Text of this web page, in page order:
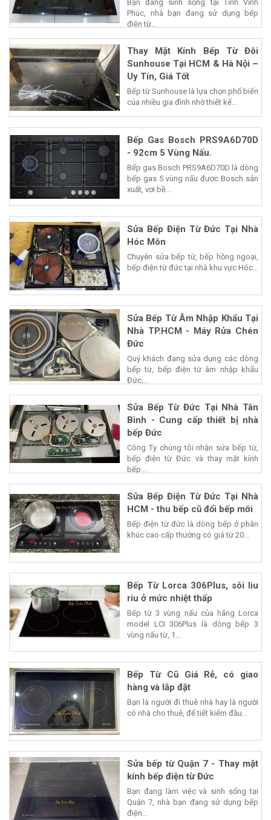
Bạn đang sinh sống tại Tỉnh Vĩnh
Phúc, nhà bạn đang sử dụng bếp
điện từ...
Thay Mặt Kính Bếp Từ Đôi
Sunhouse Tại HCM & Hà Nội –
Uy Tín, Giá Tốt
Bếp từ Sunhouse là lựa chọn phổ biến
của nhiều gia đình nhờ thiết kế...
Bếp Gas Bosch PRS9A6D70D
- 92cm 5 Vùng Nấu.
Bếp gas Bosch PRS9A6D70D là dòng
bếp gas 5 vùng nấu được Bosch sản
xuất, vơi bề...
Sửa Bếp Điện Từ Đức Tại Nhà
Hóc Môn
Chuyên sửa bếp từ, bếp hồng ngoại,
bếp điện từ đức tại nhà khu vực Hóc...
Sửa Bếp Từ Âm Nhập Khẩu Tại
Nhà TP.HCM - Máy Rửa Chén
Đức
Quý khách đang sửa dụng các dòng
bếp từ, bếp điện từ âm nhập khẩu
Đức,...
Sửa Bếp Từ Đức Tại Nhà Tân
Bình - Cung cấp thiết bị nhà
bếp Đức
Công Ty chúng tôi nhận sửa bếp từ,
bếp điện từ Đức và thay mặt kính
bếp...
Sửa Bếp Điện Từ Đức Tại Nhà
HCM - thu bếp cũ đổi bếp mới
Bếp điện từ đức là dòng bếp ở phân
khúc cao cấp thường có giá từ 20...
Bếp Từ Lorca 306Plus, sôi liu
riu ở mức nhiệt thấp
Bếp từ 3 vùng nấu của hãng Lorca
model LCI 306Plus là dòng bếp 3
vùng nấu từ, 1...
Bếp Từ Cũ Giá Rẻ, có giao
hàng và lắp đặt
Bạn là người đi thuê nhà hay là người
có nhà cho thuê, để tiết kiểm đầu...
Sửa bếp từ Quận 7 - Thay mặt
kính bếp điện từ Đức
Bạn đang làm việc và sinh sống tại
Quận 7, nhà bạn đang sử dụng bếp
điện...